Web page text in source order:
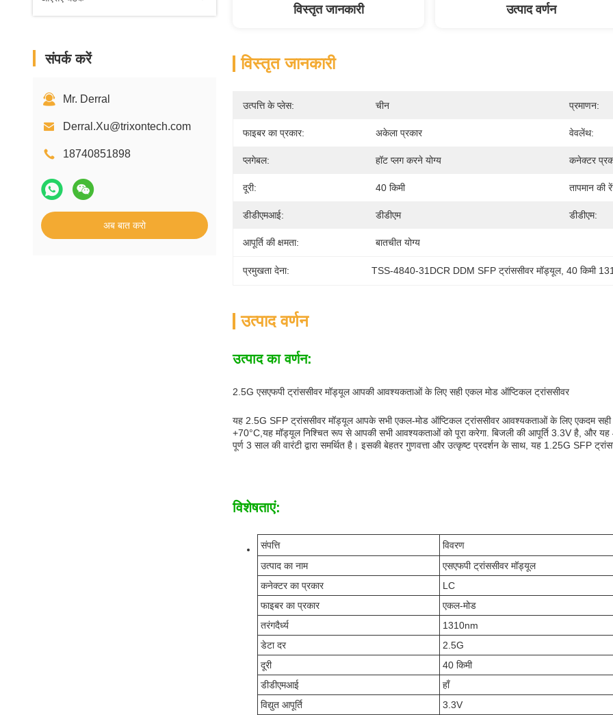
संपर्क करें
Mr. Derral
Derral.Xu@trixontech.com
18740851898
अब बात करो
विस्तृत जानकारी उत्पाद वर्णन
विस्तृत जानकारी
उत्पत्ति के प्लेस: चीन प्रमाणन:
फाइबर का प्रकार: अकेला प्रकार वेवलेंथ:
प्लगेबल: हॉट प्लग करने योग्य कनेक्टर
दूरी: 40 किमी तापमान की
डीडीएमआई: डीडीएम डीडीएम:
आपूर्ति की क्षमता: बातचीत योग्य
प्रमुखता देना: TSS-4840-31DCR DDM SFP ट्रांससीवर मॉड्यूल, 40 किमी
उत्पाद वर्णन
उत्पाद का वर्णन:
2.5G एसएफपी ट्रांससीवर मॉड्यूल आपकी आवश्यकताओं के लिए सही एकल मोड ऑप्टिकल ट्रांससीवर
यह 2.5G SFP ट्रांससीवर मॉड्यूल आपके सभी एकल-मोड ऑप्टिकल ट्रांससीवर आवश्यकताओं के लिए एकदम
+70°C,यह मॉड्यूल निश्चित रूप से आपकी सभी आवश्यकताओं को पूरा करेगा. बिजली की आपूर्ति 3.3V है, और
पूर्ण 3 साल की वारंटी द्वारा समर्थित है। इसकी बेहतर गुणवत्ता और उत्कृष्ट प्रदर्शन के साथ, यह 1.25G SFP
विशेषताएं:
संपत्ति
विवरण
उत्पाद का नाम
एसएफपी ट्रांससीवर मॉड्यूल
कनेक्टर का प्रकार
LC
फाइबर का प्रकार
एकल-मोड
तरंगदैर्ध्य
1310nm
डेटा दर
2.5G
दूरी
40 किमी
डीडीएमआई
हाँ
विद्युत आपूर्ति
3.3V